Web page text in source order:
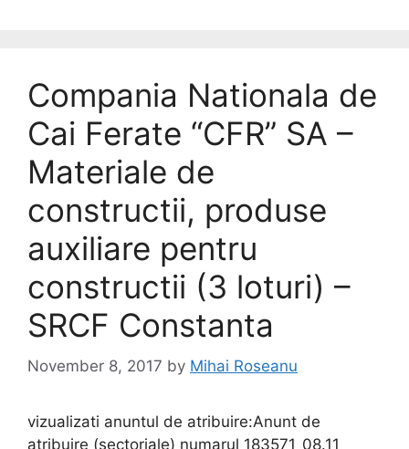
Compania Nationala de
Cai Ferate “CFR” SA –
Materiale de
constructii, produse
auxiliare pentru
constructii (3 loturi) –
SRCF Constanta
November 8, 2017 by Mihai Roseanu
vizualizati anuntul de atribuire:Anunt de
atribuire (sectoriale) numarul 183571_08.11